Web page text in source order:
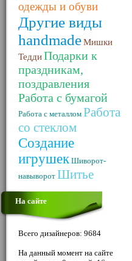
одежды и обуви
Другие виды
handmadeМишки
ТеддиПодарки к
праздникам,
поздравления
Работа с бумагой
Работа с металлом Работа
со стеклом
Создание
игрушек Шиворот-
навыворот Шитье
На сайте
Всего дизайнеров: 9684
На данный момент на сайте